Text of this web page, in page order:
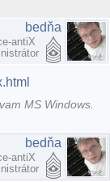
bedňa
antiX
MS Windows.
bedňa
antiX